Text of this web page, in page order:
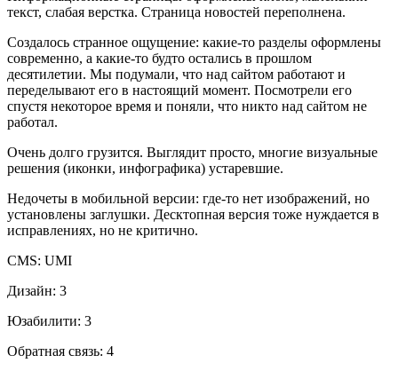
текст, слабая верстка. Страница новостей переполнена.
Создалось странное ощущение: какие-то разделы оформлены
современно, а какие-то будто остались в прошлом
десятилетии. Мы подумали, что над сайтом работают и
переделывают его в настоящий момент. Посмотрели его
спустя некоторое время и поняли, что никто над сайтом не
работал.
Очень долго грузится. Выглядит просто, многие визуальные
решения (иконки, инфографика) устаревшие.
Недочеты в мобильной версии: где-то нет изображений, но
установлены заглушки. Десктопная версия тоже нуждается в
исправлениях, но не критично.
CMS: UMI
Дизайн: 3
Юзабилити: 3
Обратная связь: 4